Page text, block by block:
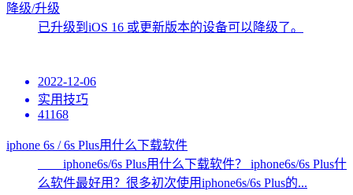
降级/升级
已升级到iOS 16 或更新版本的设备可以降级了。
2022-12-06
实用技巧
41168
iphone 6s / 6s Plus用什么下载软件
iphone6s/6s Plus用什么下载软件？ iphone6s/6s Plus什
么软件最好用？很多初次使用iphone6s/6s Plus的...